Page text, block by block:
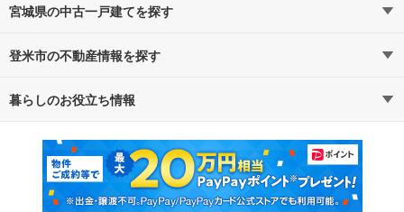
宮城県の中古一戸建てを探す
路線・駅から探す
通勤・通学時間から探す
登米市の不動産情報を探す
不動産・住宅
新築マンション 中古マンション
新築一戸建て 中古一戸建て
暮らしのお役立ち情報
マンションカタログ 教えて！住まいの先生